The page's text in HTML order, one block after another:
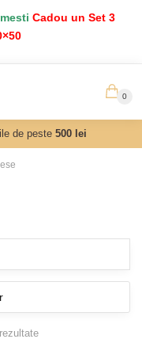
Cadou un Set 3
0
de peste 500 lei
Sortat